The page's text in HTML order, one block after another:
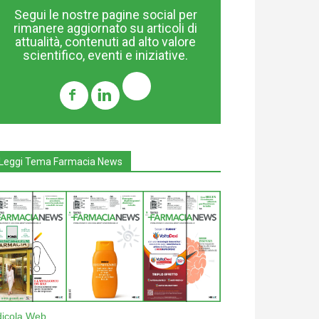
Segui le nostre pagine social per
rimanere aggiornato su articoli di
attualità, contenuti ad alto valore
scientifico, eventi e iniziative.
Tema Farmacia News
Web